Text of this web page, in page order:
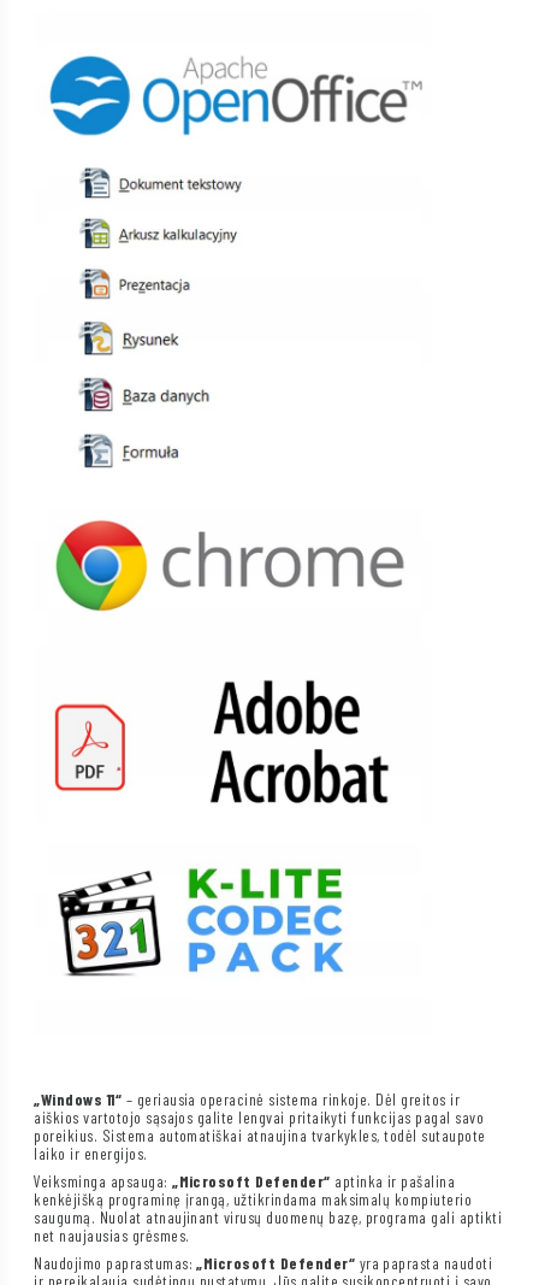
„Windows 11“ – geriausia operacinė sistema rinkoje. Dėl greitos ir
aiškios vartotojo sąsajos galite lengvai pritaikyti funkcijas pagal savo
poreikius. Sistema automatiškai atnaujina tvarkykles, todėl sutaupote
laiko ir energijos.
Veiksminga apsauga:„Microsoft Defender“ aptinka ir pašalina
kenkėjišką programinę įrangą, užtikrindama maksimalų kompiuterio
saugumą. Nuolat atnaujinant virusų duomenų bazę, programa gali aptikti
net naujausias grėsmes.
Naudojimo paprastumas:„Microsoft Defender“ yra paprasta naudoti
ir nereikalauja sudėtingų nustatymų. Jūs galite susikoncentruoti į savo